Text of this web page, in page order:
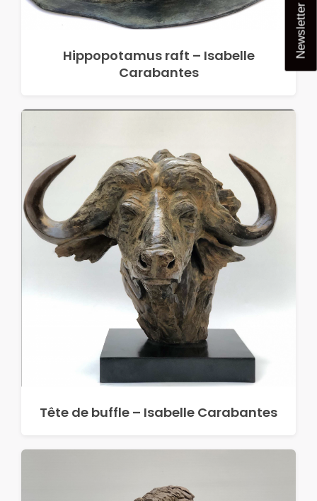
Hippopotamus raft – Isabelle
Carabantes
Tête de buffle – Isabelle Carabantes
Newsletter